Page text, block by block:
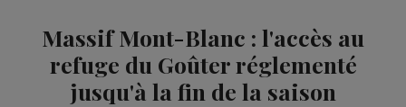
Massif Mont-Blanc : l'accès au
refuge du Goûter réglementé
jusqu'à la fin de la saison